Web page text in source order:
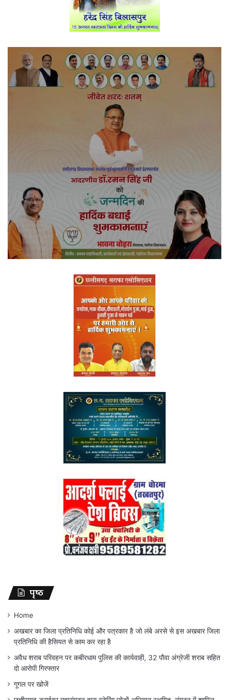
पृष्ठ
Home
अखबार का जिला प्रतिनिधि कोई और पत्रकार है जो लंबे अरसे से इस अखबार जिला
प्रतिनिधि की हैसियत से काम कर रहा है
अवैध शराब परिवहन पर कबीरधाम पुलिस की कार्यवाही, 32 पौवा अंग्रेजी शराब सहित
दो आरोपी गिरफ्तार
गूगल पर खोजें